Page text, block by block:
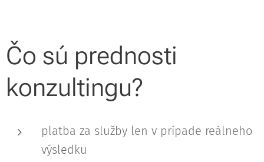
Čo sú prednosti
konzultingu?
platba za služby len v prípade reálneho
výsledku